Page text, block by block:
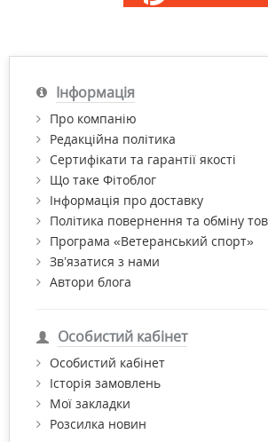
Інформація
Про компанію
Редакційна політика
Сертифікати та гарантії якості
Що таке Фітоблог
Інформація про доставку
Політика повернення та обміну
Програма «Ветеранський спорт»
Зв’язатися з нами
Автори блога
Особистий кабінет
Особистий кабінет
Історія замовлень
Мої закладки
Розсилка новин